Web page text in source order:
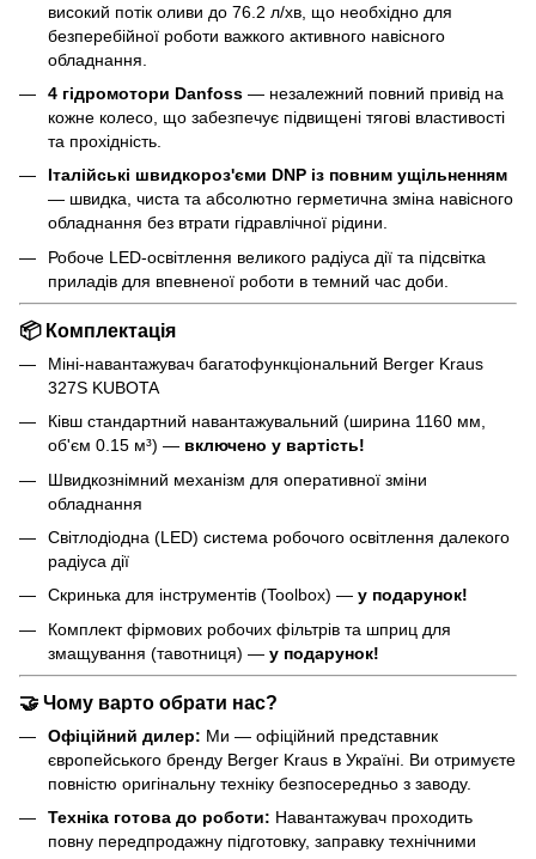
високий потік оливи до 76.2 л/хв, що необхідно для
безперебійної роботи важкого активного навісного
обладнання.
4 гідромотори Danfoss — незалежний повний привід на
кожне колесо, що забезпечує підвищені тягові властивості
та прохідність.
Італійські швидкороз'єми DNP із повним ущільненням
— швидка, чиста та абсолютно герметична зміна навісного
обладнання без втрати гідравлічної рідини.
Робоче LED-освітлення великого радіуса дії та підсвітка
приладів для впевненої роботи в темний час доби.
📦 Комплектація
Міні-навантажувач багатофункціональний Berger Kraus
327S KUBOTA
Ківш стандартний навантажувальний (ширина 1160 мм,
об'єм 0.15 м³) — включено у вартість!
Швидкознімний механізм для оперативної зміни
обладнання
Світлодіодна (LED) система робочого освітлення далекого
радіуса дії
Скринька для інструментів (Toolbox) — у подарунок!
Комплект фірмових робочих фільтрів та шприц для
змащування (тавотниця) — у подарунок!
🤝 Чому варто обрати нас?
Офіційний дилер: Ми — офіційний представник
європейського бренду Berger Kraus в Україні. Ви отримуєте
повністю оригінальну техніку безпосередньо з заводу.
Техніка готова до роботи: Навантажувач проходить
повну передпродажну підготовку, заправку технічними